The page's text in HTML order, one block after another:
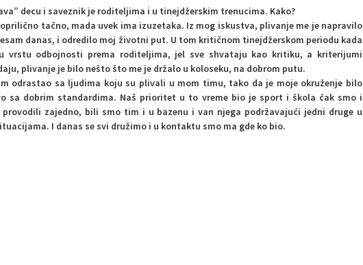
decu i saveznik je roditeljima i u tinejdžerskim trenucima. Kako?
tačno, mada uvek ima izuzetaka. Iz mog iskustva, plivanje me je napravilo
danas, i odredilo moj životni put. U tom kritičnom tinejdžerskom periodu kada
vrstu odbojnosti prema roditeljima, jel sve shvataju kao kritiku, a kriterijumi
plivanje je bilo nešto što me je držalo u koloseku, na dobrom putu.
odrastao sa ljudima koju su plivali u mom timu, tako da je moje okruženje bilo
sa dobrim standardima. Naš prioritet u to vreme bio je sport i škola čak smo i
provodili zajedno, bili smo tim i u bazenu i van njega podržavajući jedni druge u
I danas se svi družimo i u kontaktu smo ma gde ko bio.